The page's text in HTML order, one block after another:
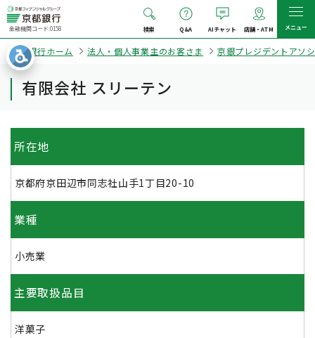
金融機関コード:0158 検索 Q&A AIチャット 店舗・ATM メニュー
京都銀行ホーム 法人・個人事業主のお客さま 京銀プレジデントアソ
有限会社 スリーテン
所在地
京都府京田辺市同志社山手1丁目20-10
業種
小売業
主要取扱品目
洋菓子